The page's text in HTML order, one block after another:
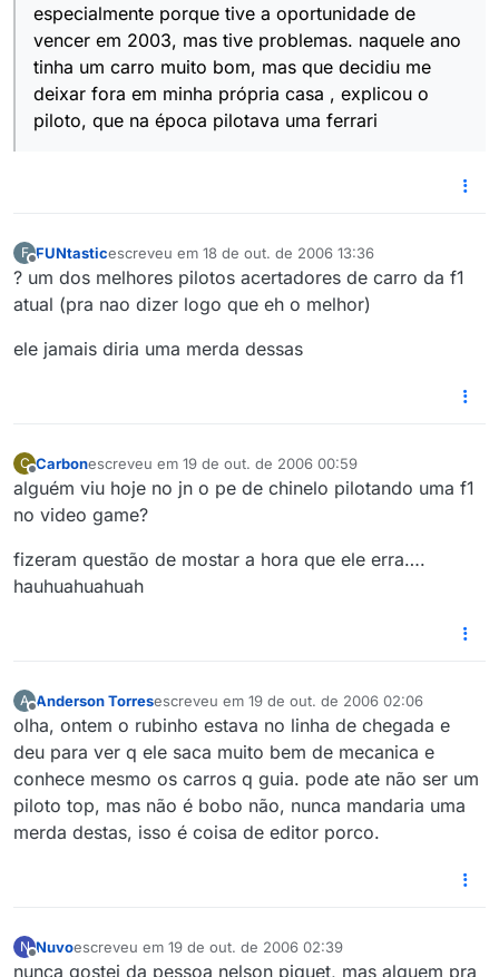
especialmente porque tive a oportunidade de
vencer em 2003, mas tive problemas. naquele ano
tinha um carro muito bom, mas que decidiu me
deixar fora em minha própria casa , explicou o
piloto, que na época pilotava uma ferrari
F
Offline
FUNtasticescreveu em 18 de out. de 2006 13:36
última edição por
? um dos melhores pilotos acertadores de carro da f1
atual (pra nao dizer logo que eh o melhor)
ele jamais diria uma merda dessas
C
Offline
Carbonescreveu em 19 de out. de 2006 00:59
última edição por
alguém viu hoje no jn o pe de chinelo pilotando uma f1
no video game?
fizeram questão de mostar a hora que ele erra….
hauhuahuahuah
A
Offline
Anderson Torresescreveu em 19 de out. de 2006 02:06
última edição por
olha, ontem o rubinho estava no linha de chegada e
deu para ver q ele saca muito bem de mecanica e
conhece mesmo os carros q guia. pode ate não ser um
piloto top, mas não é bobo não, nunca mandaria uma
merda destas, isso é coisa de editor porco.
N Nuvoescreveu em 19 de out. de 2006 02:39
última edição por
nunca gostei da pessoa nelson piquet, mas alguem pra